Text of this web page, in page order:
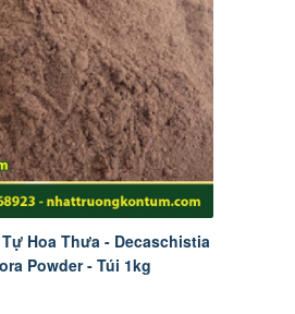
Hoa Thưa - Decaschistia
Powder - Túi 1kg